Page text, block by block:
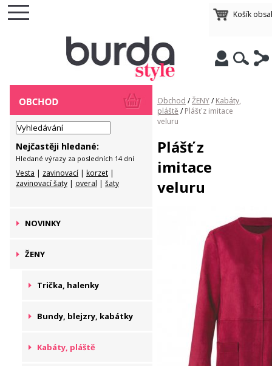
Košík
Nejčastěji hledané:
Hledané výrazy za posledních 14 dní
Vesta | zavinovací | korzet |
zavinovací šaty | overal | šaty
NOVINKY
ŽENY
Trička, halenky
Bundy, blejzry, kabátky
Kabáty, pláště
Obchod /ŽENY/ Kabáty,
pláště / Plášť z imitace
veluru
Plášť z
imitace
veluru